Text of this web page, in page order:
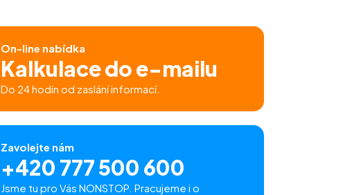
On-line nabídka
Kalkulace do e-mailu
Do 24 hodin od zaslání informací.
Zavolejte nám
+420 777 500 600
Jsme tu pro Vás NONSTOP. Pracujeme i o